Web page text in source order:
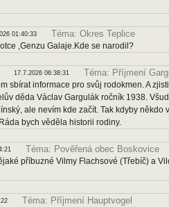
01:40:33 Téma: Okres Teplice
,Genzu Galaje.Kde se narodil?
17.7.2026 06:38:31 Téma: Příjmení
sbírat informace pro svůj rodokmen. A
děda Václav Gargulák ročník 1938.
ale nevím kde začít. Tak kdyby někdo
bych věděla historii rodiny.
Téma: Pověřená obec Boskovice
příbuzné Vilmy Flachsové (Třebíč) a
Téma: Příjmení Hauptvogel